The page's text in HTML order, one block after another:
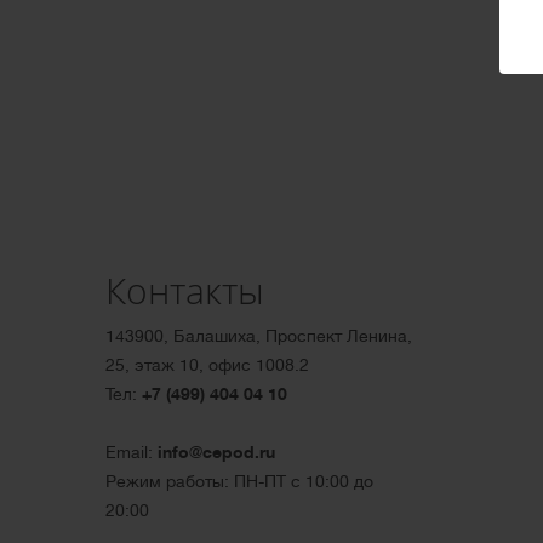
Контакты
143900, Балашиха, Проспект Ленина,
25, этаж 10, офис 1008.2
Тел: +7 (499) 404 04 10
Email: info@cepod.ru
Режим работы: ПН-ПТ с 10:00 до
20:00